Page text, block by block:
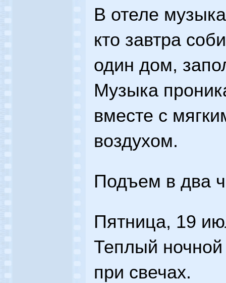
В отеле
кто завтра
один дом,
Музыка
вместе с
воздухом.
Подъем в два
Пятница, 19
Теплый ночной
при свечах.